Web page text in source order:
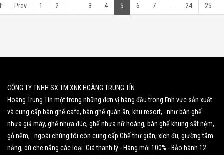
Prev 1 2 3 4 5 6 7 24 25
CÔNG TY TNHH SX TM XNK HOÀNG TRUNG TÍN
Hoàng Trung Tín một trong những đơn vị hàng đầu trong lĩnh vực sản xuất
và cung cấp bàn ghế cafe, bàn ghế quán ăn, khu resort,.. như bàn ghế
nhựa giả mây, ghế nhựa đúc, ghế nhựa nữ hoàng, bàn ghế khung sắt nệm,
gỗ nệm,.. ngoài chúng tôi còn cung cấp Ghế thư giãn, xích đu, giường tắm
nắng, dù che nắng các loại. Giá thanh lý - Hàng mới 100% - Bảo hành 12